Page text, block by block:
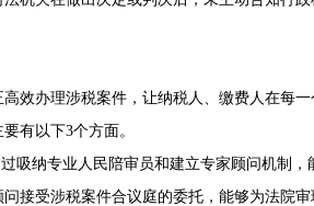
办理涉税案件，让纳税人、缴费人在每一
有以下3个方面。
纳专业人民陪审员和建立专家顾问机制，
接受涉税案件合议庭的委托，能够为法院